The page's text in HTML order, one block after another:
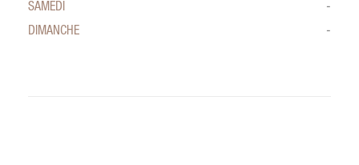
SAMEDI
-
DIMANCHE
-